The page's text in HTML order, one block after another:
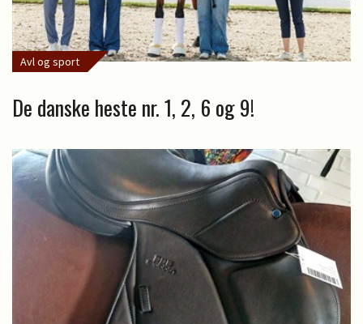
Avl og sport
De danske heste nr. 1, 2, 6 og 9!